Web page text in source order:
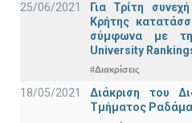
25/06/2021
Για Τρίτη
Κρήτης
σύμφωνα με
University
#Διακρίσεις
18/05/2021
Διάκριση του
Τμήματος